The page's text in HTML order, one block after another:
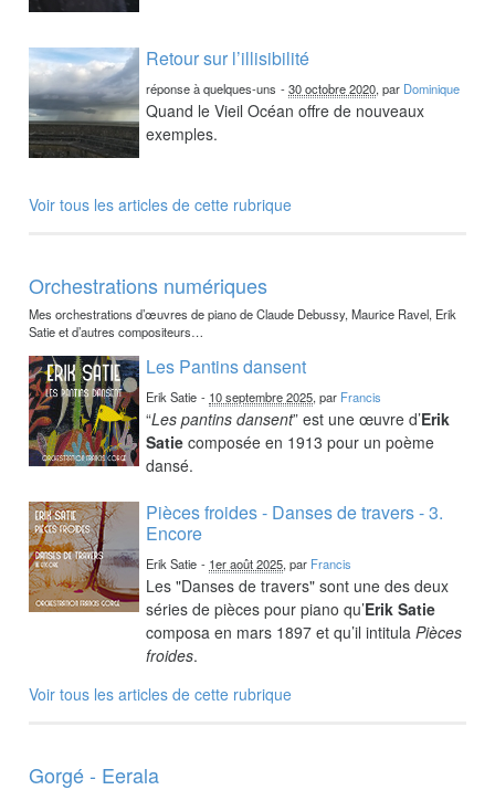
Retour sur l’illisibilité
réponse à quelques-uns -30 octobre 2020, par Dominique
Quand le Vieil Océan offre de nouveaux
exemples.
Voir tous les articles de cette rubrique
Orchestrations numériques
Mes orchestrations d’œuvres de piano de Claude Debussy, Maurice Ravel, Erik
Satie et d’autres compositeurs…
Les Pantins dansent
Erik Satie - 10 septembre 2025, par Francis
“Les pantins dansent” est une œuvre d’Erik
Satie composée en 1913 pour un poème
dansé.
Pièces froides - Danses de travers - 3.
Encore
Erik Satie - 1er août 2025, par Francis
Les "Danses de travers" sont une des deux
séries de pièces pour piano qu’Erik Satie
composa en mars 1897 et qu’il intitulaPièces
froides.
Voir tous les articles de cette rubrique
Gorgé - Eerala